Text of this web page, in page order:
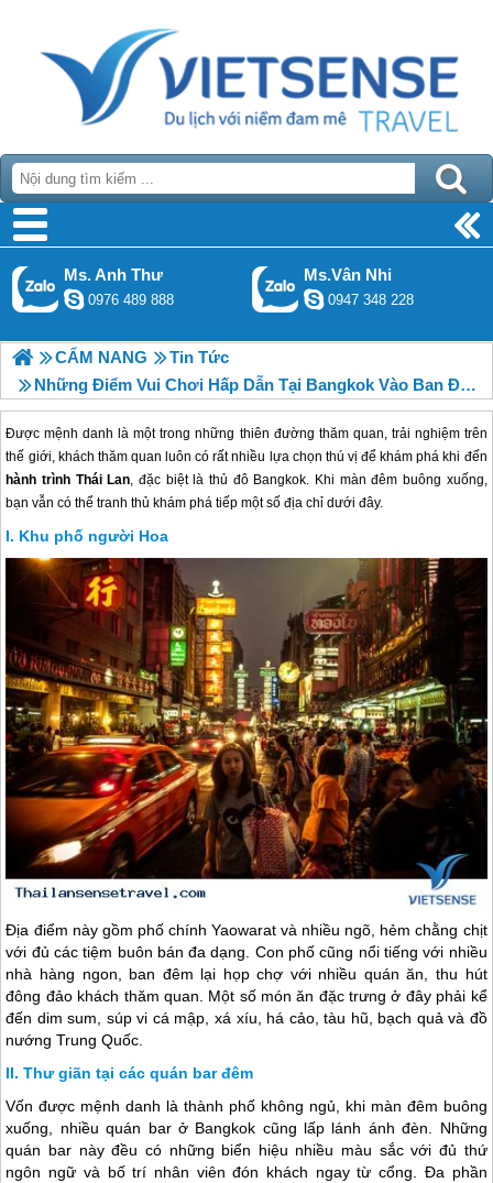
Ms. Anh Thư
0976 489 888
Ms.Vân Nhi
0947 348 228
CẨM NANG
Tin Tức
Những Điểm Vui Chơi Hấp Dẫn Tại Bangkok Vào Ban Đêm
Được mệnh danh là một trong những thiên đường thăm quan, trải nghiệm trên
thế giới, khách thăm quan luôn có rất nhiều lựa chọn thú vị để khám phá khi đến
hành trình Thái Lan, đặc biệt là thủ đô Bangkok. Khi màn đêm buông xuống,
bạn vẫn có thể tranh thủ khám phá tiếp một số địa chỉ dưới đây.
Khu phố người Hoa
Địa điểm này gồm phố chính Yaowarat và nhiều ngõ, hẻm chằng chịt
với đủ các tiệm buôn bán đa dạng. Con phố cũng nổi tiếng với nhiều
nhà hàng ngon, ban đêm lại họp chợ với nhiều quán ăn, thu hút
đông đảo khách thăm quan. Một số món ăn đặc trưng ở đây phải kể
đến dim sum, súp vi cá mập, xá xíu, há cảo, tàu hũ, bạch quả và đồ
nướng Trung Quốc.
Thư giãn tại các quán bar đêm
Vốn được mệnh danh là thành phố không ngủ, khi màn đêm buông
xuống, nhiều quán bar ở Bangkok cũng lấp lánh ánh đèn. Những
quán bar này đều có những biển hiệu nhiều màu sắc với đủ thứ
ngôn ngữ và bố trí nhân viên đón khách ngay từ cổng. Đa phần